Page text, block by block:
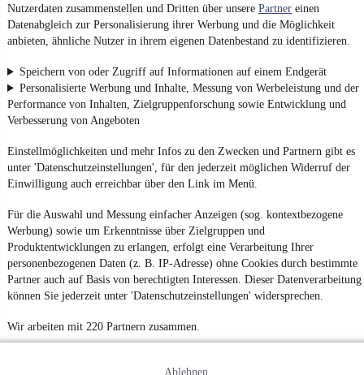
Nutzerdaten zusammenstellen und Dritten über unsere Partner einen
Datenabgleich zur Personalisierung ihrer Werbung und die Möglichkeit
anbieten, ähnliche Nutzer in ihrem eigenen Datenbestand zu identifizieren.
Speichern von oder Zugriff auf Informationen auf einem Endgerät
Personalisierte Werbung und Inhalte, Messung von Werbeleistung und der
Performance von Inhalten, Zielgruppenforschung sowie Entwicklung und
Verbesserung von Angeboten
Einstellmöglichkeiten und mehr Infos zu den Zwecken und Partnern gibt es
unter 'Datenschutzeinstellungen', für den jederzeit möglichen Widerruf der
Einwilligung auch erreichbar über den Link im Menü.
Für die Auswahl und Messung einfacher Anzeigen (sog. kontextbezogene
Werbung) sowie um Erkenntnisse über Zielgruppen und
Produktentwicklungen zu erlangen, erfolgt eine Verarbeitung Ihrer
personenbezogenen Daten (z. B. IP-Adresse) ohne Cookies durch bestimmte
Partner auch auf Basis von berechtigten Interessen. Dieser Datenverarbeitung
können Sie jederzeit unter 'Datenschutzeinstellungen' widersprechen.
Wir arbeiten mit 220 Partnern zusammen.
Ablehnen